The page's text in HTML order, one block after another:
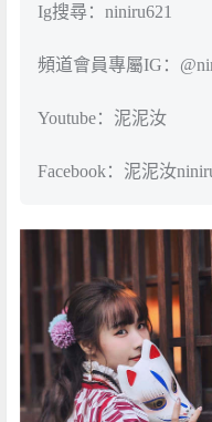
Ig搜尋：niniru621
頻道會員專屬IG：
Youtube：泥泥汝
Facebook：泥泥汝